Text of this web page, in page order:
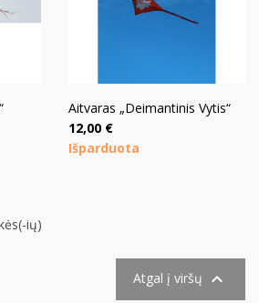
Aitvaras „Deimantinis Vytis“
Kaina
12,00 €
Išparduota
ių)
Atgal į viršų 